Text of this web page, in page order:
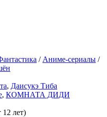
/ Аниме-сериалы /
, Даисукэ Тиба
, КОМНАТА ДИДИ
12 лет)